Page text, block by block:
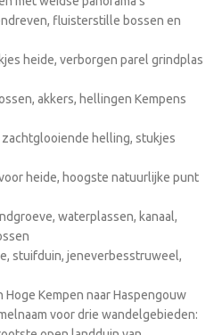
fluisterstille bossen en
heide, verborgen parel grindplas
akkers, hellingen Kempens
zachtglooiende helling, stukjes
heide, hoogste natuurlijke punt
waterplassen, kanaal,
stuifduin, jeneverbesstruweel,
Hoge Kempen naar Haspengouw
voor drie wandelgebieden: